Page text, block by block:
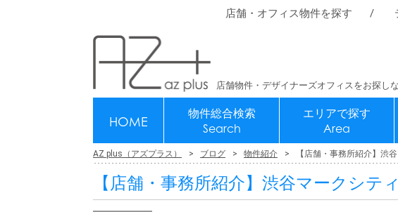
店舗物件・デザイナーズオフィスをお探し
店舗・オフィス物件を探す
HOME
物件総合検索
Search
エリアで探す
Area
AZ plus（アズプラス） ブログ 物件紹介 【店舗・事務所紹介】渋
【店舗・事務所紹介】渋谷マークシテ